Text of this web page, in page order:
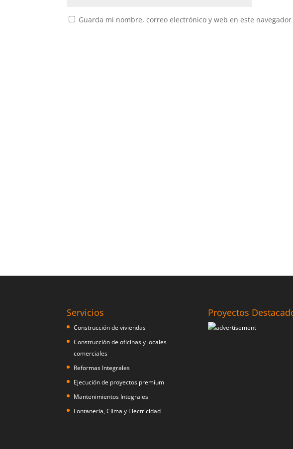
Guarda mi nombre, correo electrónico y web en este
Servicios
Construcción de viviendas
Construcción de oficinas y locales
comerciales
Reformas Integrales
Ejecución de proyectos premium
Mantenimientos Integrales
Fontanería, Clima y Electricidad
Proyectos